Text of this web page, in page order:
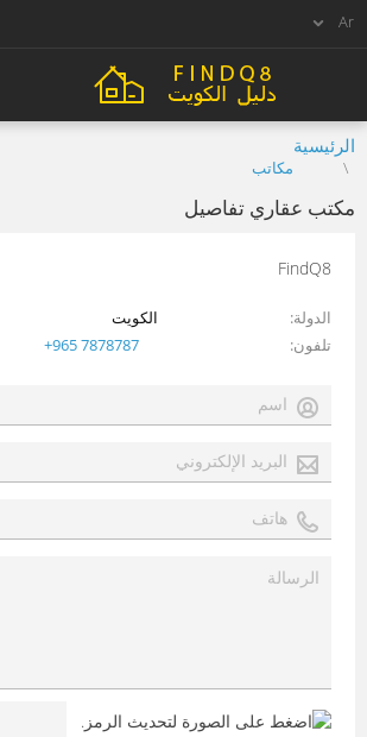
الرئيسية
مكاتب
مكتب عقاري تفاصيل
FindQ8
الدولة
الكويت
تلفون
+965 7878787